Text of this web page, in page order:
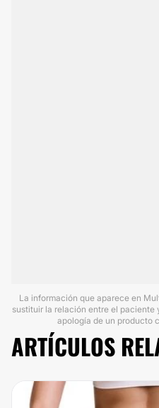
La información que aparece en
sustituir la relación entre el
apología de un producto
ARTÍCULOS